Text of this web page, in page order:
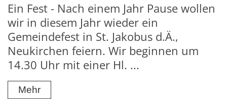
Ein Fest - Nach einem Jahr Pause wollen
wir in diesem Jahr wieder ein
Gemeindefest in St. Jakobus d.Ä.,
Neukirchen feiern. Wir beginnen um
14.30 Uhr mit einer Hl. ...
Mehr